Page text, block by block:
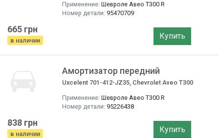
Применение: Шевроле Авео T300 R
Номер детали: 95470709
665 грн
в наличии Купить
Амортизатор передний
Uxcelent 701-412-JZ35, Chevrolet Aveo T300
Применение: Шевроле Авео T300 R
Номер детали: 95226438
838 грн
в наличии Купить